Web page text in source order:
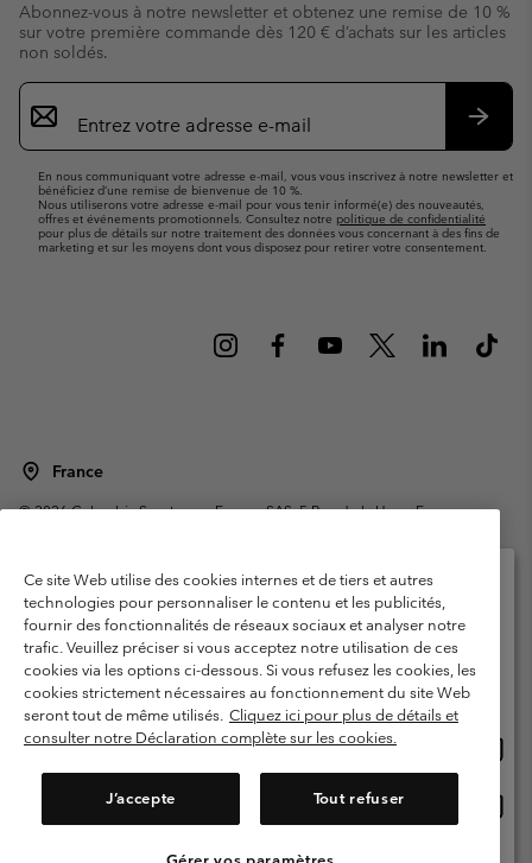
Abonnez-vous à notre newsletter et obtenez une remise de 10 %
sur votre première commande dès 120 € d’achats sur les articles
non soldés.
Inscription
par
e-
En nous communiquant votre adresse e-mail, vous vous inscrivez à notre newsletter et
bénéficiez d’une remise de bienvenue de 10 %.
Nous utiliserons votre adresse e-mail pour vous tenir informé(e) des nouveautés,
offres et événements promotionnels. Consultez notre politique de confidentialité
pour plus de détails sur notre traitement des données vous concernant à des fins de
marketing et sur les moyens dont vous disposez pour retirer votre consentement.
France
©2026Columbia Sportswear Europe SAS. 5 Rue de la Haye, Espace
Garanties Légales
Politique de confidentialité
Conditions d'utilisation - Membres
Conditions D'utilisation - Contenu généré par l'utilisateur
Impressum
Cookies
Public CBCR
Service client: Lun - Sam de 9h à 13h et de 14h à 18h
Ce site Web utilise des cookies internes et de tiers et autres
technologies pour personnaliser le contenu et les publicités,
fournir des fonctionnalités de réseaux sociaux et analyser notre
trafic. Veuillez préciser si vous acceptez notre utilisation de ces
cookies via les options ci-dessous. Si vous refusez les cookies, les
cookies strictement nécessaires au fonctionnement du site Web
seront tout de même utilisés. Cliquez ici pour plus de détails et
consulter notre Déclaration complète sur les cookies.
J’accepte Tout refuser
Veuillez sélectionner votre pays d’expédition et
votre langue
Achats en ligne disponibles
United States
ligne
France